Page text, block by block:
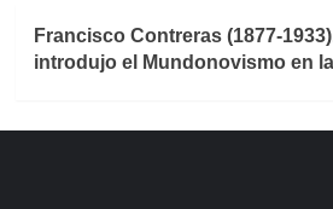
Francisco Contreras (1877-
introdujo el Mundonovismo en